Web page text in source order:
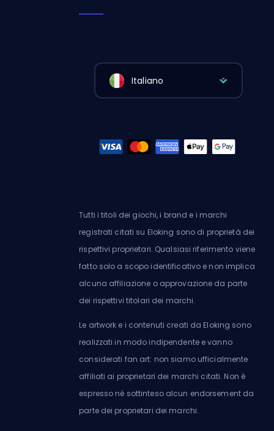
Italiano
Tutti i titoli dei giochi, i brand e i marchi
registrati citati su Eloking sono di proprietà dei
rispettivi proprietari. Qualsiasi riferimento viene
fatto solo a scopo identificativo e non implica
alcuna affiliazione o approvazione da parte
dei rispettivi titolari dei marchi.
Le artwork e i contenuti creati da Eloking sono
realizzati in modo indipendente e vanno
considerati fan art: non siamo ufficialmente
affiliati ai proprietari dei marchi citati. Non è
espresso né sottinteso alcun endorsement da
parte dei proprietari dei marchi.